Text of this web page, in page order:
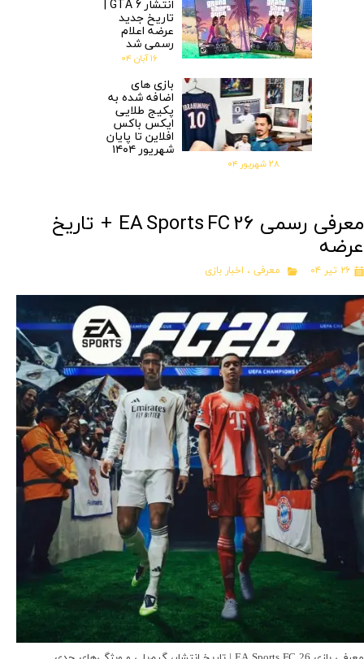
معرفی رسمی EA Sports FC 26 + تاریخ
عرضه
۲۶ تیر ۰۴ معرفی ، اخبار بازی
انتشار GTA 6 |
تاریخ جدید
عرضه اعلام
رسمی شد
۱۶ آبان ۰۴
بازی های
اضافه شده به
پکیج طلایی
ایکس باکس
افلاین تا پایان
شهریور ۱۴۰۴
۲۸ شهریور ۰۴